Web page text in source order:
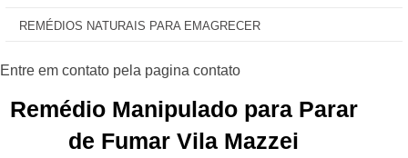
REMÉDIOS NATURAIS PARA EMAGRECER
Remédio Manipulado para Parar
de Fumar Vila Mazzei